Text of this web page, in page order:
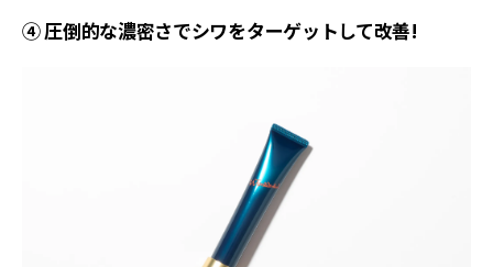
④ 圧倒的な濃密さでシワをターゲットして改善!